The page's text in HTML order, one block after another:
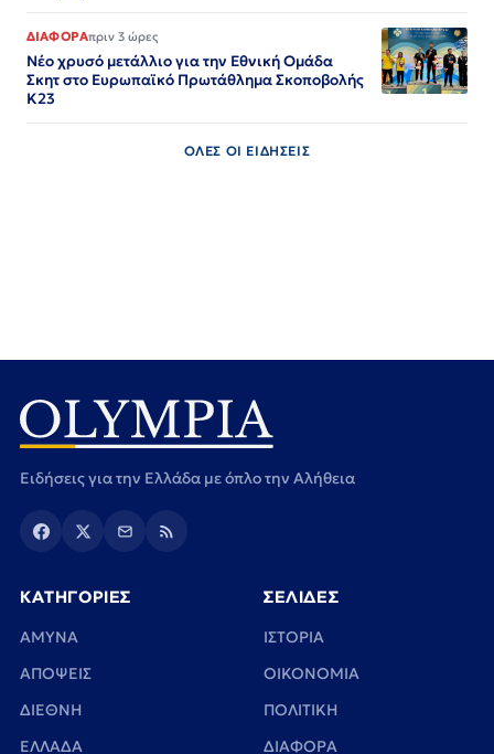
ΔΙΑΦΟΡΑπριν 3 ώρες
Nέο χρυσό μετάλλιο για την Εθνική Ομάδα
Σκητ στο Ευρωπαϊκό Πρωτάθλημα Σκοποβολής
Κ23
ΟΛΕΣ ΟΙ ΕΙΔΗΣΕΙΣ
Ειδήσεις για την Ελλάδα με όπλο την Αλήθεια
ΚΑΤΗΓΟΡΙΕΣ
ΑΜΥΝΑ
ΑΠΟΨΕΙΣ
ΔΙΕΘΝΗ
ΕΛΛΑΔΑ
ΣΕΛΙΔΕΣ
ΙΣΤΟΡΙΑ
ΟΙΚΟΝΟΜΙΑ
ΠΟΛΙΤΙΚΗ
ΔΙΑΦΟΡΑ